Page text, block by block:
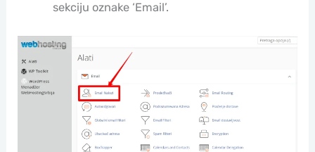
sekciju oznake ‘Email’.